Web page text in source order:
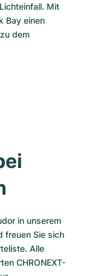
Mit
Bay einen
dem
in unserem
freuen Sie sich
Alle
CHRONEXT-